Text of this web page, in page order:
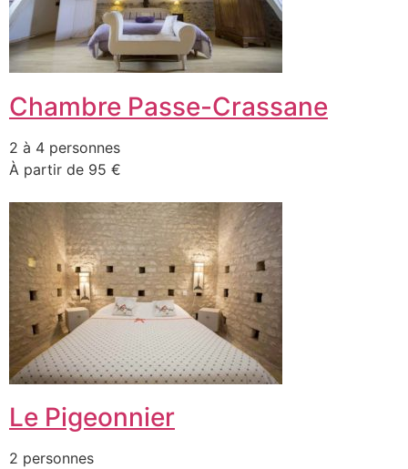
Chambre Passe-Crassane
2 à 4 personnes
À partir de 95 €
Le Pigeonnier
2 personnes